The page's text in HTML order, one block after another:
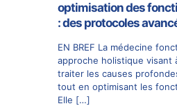
optimisation des
: des protocoles
EN BREF La médecine
approche holistique visant
traiter les causes
tout en optimisant les
Elle […]